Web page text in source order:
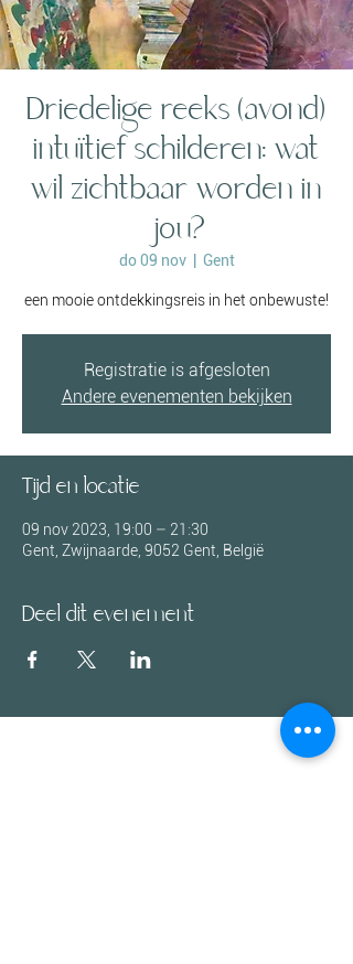
Driedelige reeks (avond)
intuïtief schilderen: wat
wil zichtbaar worden in
jou?
do 09 nov
  |
Gent
een mooie ontdekkingsreis in het onbewuste!
Registratie is afgesloten
Andere evenementen bekijken
Tijd en locatie
09 nov 2023, 19:00 – 21:30
Gent, Zwijnaarde, 9052 Gent, België
Deel dit evenement